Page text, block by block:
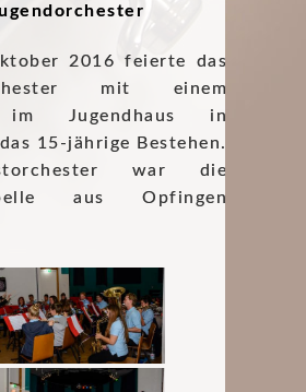
2016 feierte das
mit einem
im Jugendhaus in
15-jährige Bestehen.
war die
aus Opfingen